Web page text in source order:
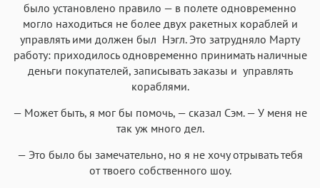
было установлено правило — в полете одновременно
могло находиться не более двух ракетных кораблей и
управлять ими должен был Нэгл. Это затрудняло Марту
работу: приходилось одновременно принимать наличные
деньги покупателей, записывать заказы и управлять
кораблями.
— Может быть, я мог бы помочь, — сказал Сэм. — У меня не
так уж много дел.
— Это было бы замечательно, но я не хочу отрывать тебя
от твоего собственного шоу.